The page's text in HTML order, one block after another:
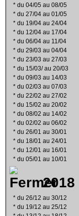
* du 04/05 au 08/05
* du 27/04 au 01/05
* du 19/04 au 24/04
* du 12/04 au 17/04
* du 06/04 au 11/04
* du 29/03 au 04/04
* du 23/03 au 27/03
* du 15/03/ au 20/03
* du 09/03 au 14/03
* du 02/03 au 07/03
* du 22/02 au 27/02
* du 15/02 au 20/02
* du 08/02 au 14/02
* du 02/02 au 06/02
* du 26/01 au 30/01
* du 18/01 au 24/01
* du 12/01 au 16/01
* du 05/01 au 10/01
2018
* du 26/12 au 30/12
* du 19/12 au 25/12